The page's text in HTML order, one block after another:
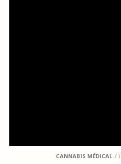
CANNABIS MÉDICAL